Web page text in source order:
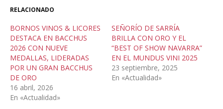
RELACIONADO
BORNOS VINOS & LICORES
DESTACA EN BACCHUS
2026 CON NUEVE
MEDALLAS, LIDERADAS
POR UN GRAN BACCHUS
DE ORO
16 abril, 2026
En «Actualidad»
SEÑORÍO DE SARRÍA
BRILLA CON ORO Y EL
“BEST OF SHOW NAVARRA”
EN EL MUNDUS VINI 2025
23 septiembre, 2025
En «Actualidad»